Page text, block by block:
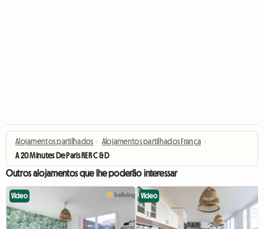
Alojamentos partilhados › Alojamentos partilhados França ›
A 20 Minutes De Paris RER C & D
Outros alojamentos que lhe poderão interessar
Vídeo Vídeo